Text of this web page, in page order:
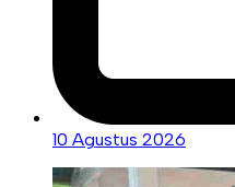
10 Agustus 2026